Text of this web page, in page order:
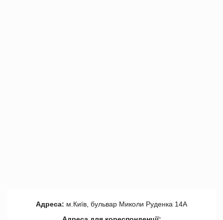
Адреса: м.Київ, бульвар Миколи Руденка 14А